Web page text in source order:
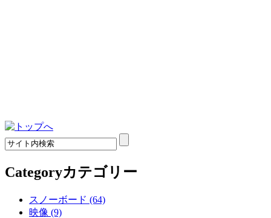
Categoryカテゴリー
スノーボード (64)
映像 (9)